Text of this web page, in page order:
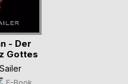
- Der
Gottes